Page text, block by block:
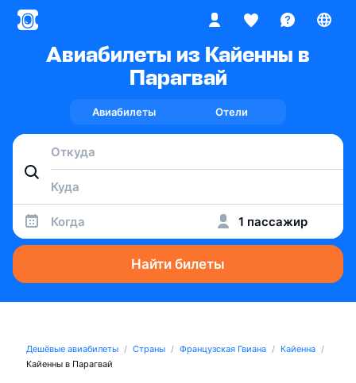
Авиабилеты из Кайенны в
Парагвай
Авиабилеты Отели
Когда 1 пассажир
Найти билеты
Дешёвые авиабилеты Страны Французская Гвиана
Кайенна
Кайенны в Парагвай